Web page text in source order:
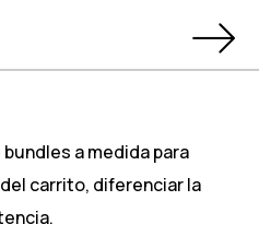
a medida para
carrito, diferenciar la